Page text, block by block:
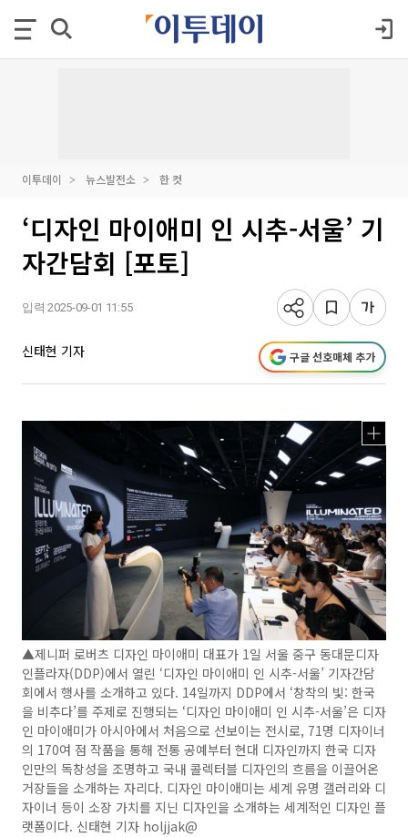
이투데이 뉴스발전소 한 컷
‘디자인 마이애미 인 시추-서울’ 기
자간담회 [포토]
입력 2025-09-01 11:55
신태현 기자 구글 선호매체 추가
▲제니퍼 로버츠 디자인 마이애미 대표가 1일 서울 중구 동대문디자
인플라자(DDP)에서 열린 ‘디자인 마이애미 인 시추-서울’ 기자간담
회에서 행사를 소개하고 있다. 14일까지 DDP에서 ‘창착의 빛: 한국
을 비추다’를 주제로 진행되는 ‘디자인 마이애미 인 시추-서울’은 디자
인 마이애미가 아시아에서 처음으로 선보이는 전시로, 71명 디자이너
의 170여 점 작품을 통해 전통 공예부터 현대 디자인까지 한국 디자
인만의 독창성을 조명하고 국내 콜렉터블 디자인의 흐름을 이끌어온
거장들을 소개하는 자리다. 디자인 마이애미는 세계 유명 갤러리와 디
자이너 등이 소장 가치를 지닌 디자인을 소개하는 세계적인 디자인 플
랫폼이다. 신태현 기자 holjjak@